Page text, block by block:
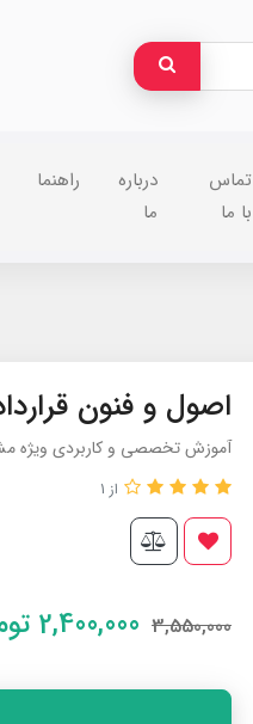
تماس
با ما
درباره
ما
راهنما
اصول و فنون
آموزش تخصصی و کاربردی ویژه
از 1
3,550,000
2,400,000